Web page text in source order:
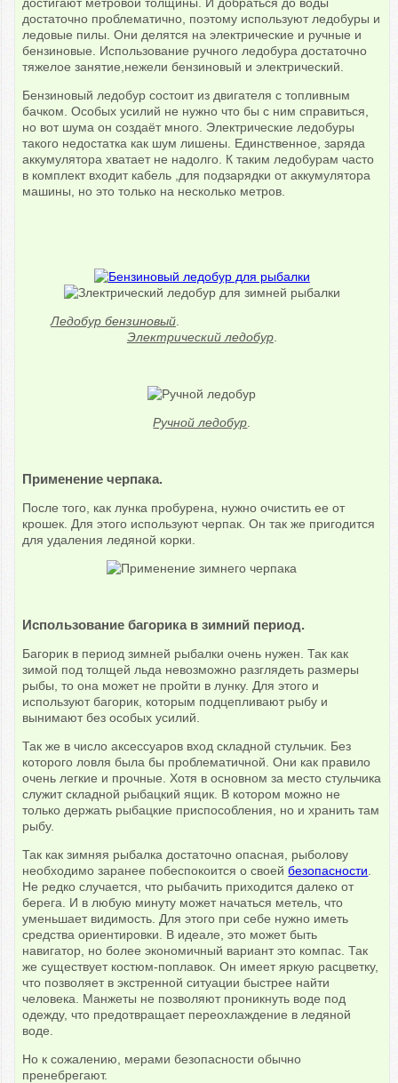
достигают метровой толщины. И добраться до воды
достаточно проблематично, поэтому используют ледобуры и
ледовые пилы. Они делятся на электрические и ручные и
бензиновые. Использование ручного ледобура достаточно
тяжелое занятие,нежели бензиновый и электрический.
Бензиновый ледобур состоит из двигателя с топливным
бачком. Особых усилий не нужно что бы с ним справиться,
но вот шума он создаёт много. Электрические ледобуры
такого недостатка как шум лишены. Единственное, заряда
аккумулятора хватает не надолго. К таким ледобурам часто
в комплект входит кабель ,для подзарядки от аккумулятора
машины, но это только на несколько метров.
Ледобур бензиновый.
Электрический ледобур.
Ручной ледобур.
Применение черпака.
После того, как лунка пробурена, нужно очистить ее от
крошек. Для этого используют черпак. Он так же пригодится
для удаления ледяной корки.
Использование багорика в зимний период.
Багорик в период зимней рыбалки очень нужен. Так как
зимой под толщей льда невозможно разглядеть размеры
рыбы, то она может не пройти в лунку. Для этого и
используют багорик, которым подцепливают рыбу и
вынимают без особых усилий.
Так же в число аксессуаров вход складной стульчик. Без
которого ловля была бы проблематичной. Они как правило
очень легкие и прочные. Хотя в основном за место стульчика
служит складной рыбацкий ящик. В котором можно не
только держать рыбацкие приспособления, но и хранить там
рыбу.
Так как зимняя рыбалка достаточно опасная, рыболову
необходимо заранее побеспокоится о своейбезопасности.
Не редко случается, что рыбачить приходится далеко от
берега. И в любую минуту может начаться метель, что
уменьшает видимость. Для этого при себе нужно иметь
средства ориентировки. В идеале, это может быть
навигатор, но более экономичный вариант это компас. Так
же существует костюм-поплавок. Он имеет яркую расцветку,
что позволяет в экстренной ситуации быстрее найти
человека. Манжеты не позволяют проникнуть воде под
одежду, что предотвращает переохлаждение в ледяной
воде.
Но к сожалению, мерами безопасности обычно
пренебрегают.